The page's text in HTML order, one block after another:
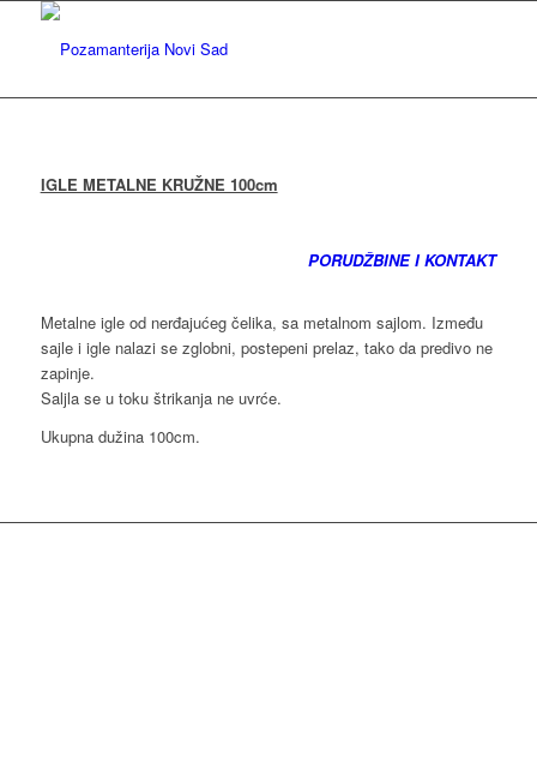
IGLE METALNE KRUŽNE 100cm
PORUDŽBINE I KONTAKT
Metalne igle od nerđajućeg čelika, sa metalnom sajlom. Između
sajle i igle nalazi se zglobni, postepeni prelaz, tako da predivo ne
zapinje.
Saljla se u toku štrikanja ne uvrće.
Ukupna dužina 100cm.